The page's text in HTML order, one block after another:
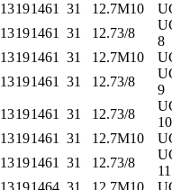
13191461 31 12.7M10
13191461 31 12.73/8
8
13191461 31 12.7M10
13191461 31 12.73/8
9
13191461 31 12.73/8
10
13191461 31 12.7M10
13191461 31 12.73/8
11
13191464 31 12.7M10